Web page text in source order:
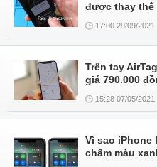
được thay
17:00 29/09/2021
Trên tay
giá 790.000
15:28 07/05/2021
Vì sao iPhone
chấm màu